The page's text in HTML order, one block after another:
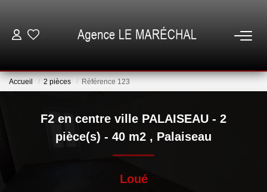
NOTRE AGENCE
Accueil 2 pièces Référence 123
F2 en centre ville PALAISEAU - 2
pièce(s) - 40 m2 , Palaiseau
Loué